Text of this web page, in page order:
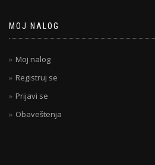
MOJ NALOG
Moj nalog
Registruj se
Prijavi se
Obaveštenja